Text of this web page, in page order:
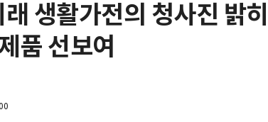
생활가전의 청사진
품 선보여